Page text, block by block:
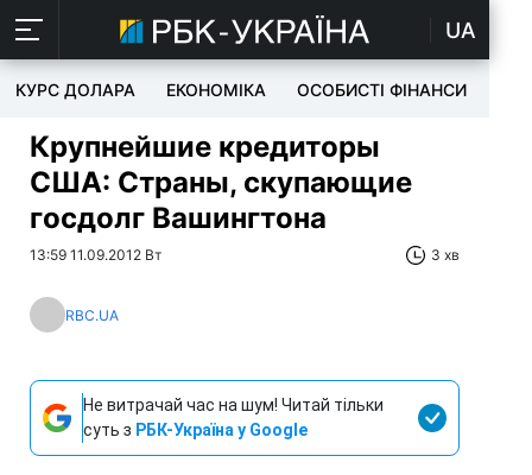
UA
КУРС ДОЛАРА ЕКОНОМІКА ОСОБИСТІ ФІНАНСИ
Крупнейшие кредиторы
США: Страны, скупающие
госдолг Вашингтона
13:59 11.09.2012 Вт 3 хв
RBC.UA
Не витрачай час на шум! Читай тільки
суть з РБК-Україна у Google